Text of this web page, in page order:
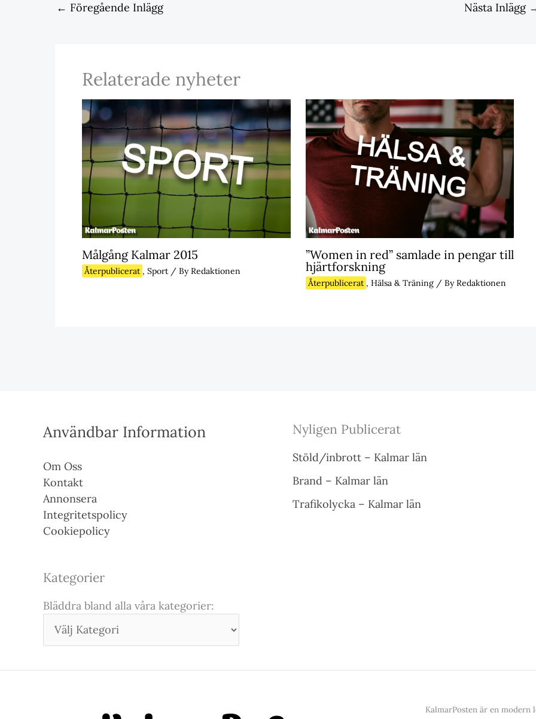
← Föregående Inlägg Nästa Inlägg
Relaterade nyheter
Målgång Kalmar 2015
Återpublicerat , Sport / ByRedaktionen
”Women in red” samlade in pengar till
hjärtforskning
Återpublicerat , Hälsa & Träning/ ByRedaktionen
Användbar Information
Om Oss
Kontakt
Annonsera
Integritetspolicy
Cookiepolicy
Kategorier
Bläddra bland alla våra kategorier:
Nyligen Publicerat
Stöld/inbrott – Kalmar län
Brand – Kalmar län
Trafikolycka – Kalmar län
KalmarPosten är en modern